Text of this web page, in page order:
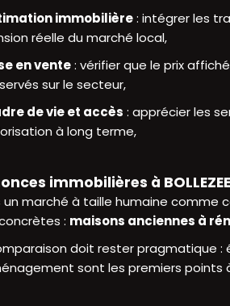
immobilière: intégrer les
réelle du marché local,
en vente: vérifier que le prix
sur le secteur,
de vie et accès : apprécier les
à long terme,
immobilières à
un marché à taille humaine comme
: maisons anciennes à
doit rester pragmatique
sont les premiers points